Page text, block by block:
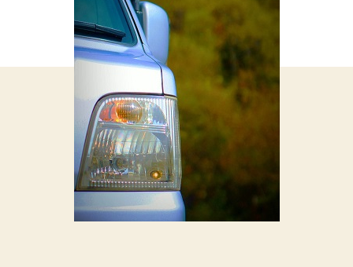
に
最
適
な
バ
ル
の
サ
ン
バ